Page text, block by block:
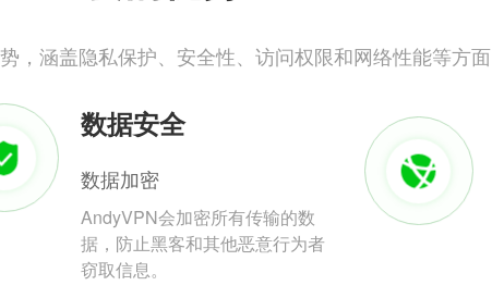
，涵盖隐私保护、安全性、访问权限和网络性能等方面
数据安全
数据加密
AndyVPN会加密所有传输的数
据，防止黑客和其他恶意行为者
窃取信息。